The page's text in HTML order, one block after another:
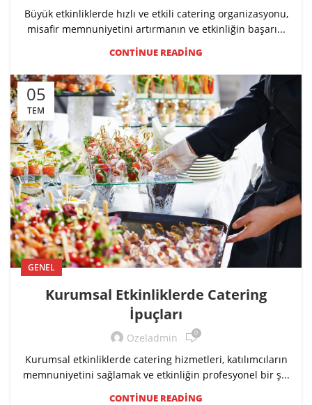
Büyük etkinliklerde hızlı ve etkili catering organizasyonu,
misafir memnuniyetini artırmanın ve etkinliğin başarı...
CONTINUE READING
05
TEM
GENEL
Kurumsal Etkinliklerde Catering
İpuçları
Ozeladmin 0
Kurumsal etkinliklerde catering hizmetleri, katılımcıların
memnuniyetini sağlamak ve etkinliğin profesyonel bir ş...
CONTINUE READING